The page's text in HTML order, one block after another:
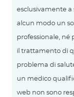
esclusivamente a
alcun modo un
professionale, né
il trattamento di
problema di
un medico
web non sono